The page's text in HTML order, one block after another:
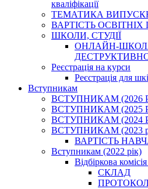
кваліфікації
ТЕМАТИКА
ВАРТІСТЬ
ШКОЛИ, СТУДІЇ
ОНЛАЙН-
Реєстрація на курси
Реєстрація для
Вступникам
ВСТУПНИКАМ (2026
ВСТУПНИКАМ (2025
ВСТУПНИКАМ (2024
ВСТУПНИКАМ (2023
ВАРТІСТЬ
Вступникам (2022 рік)
Відбіркова
СКЛАД